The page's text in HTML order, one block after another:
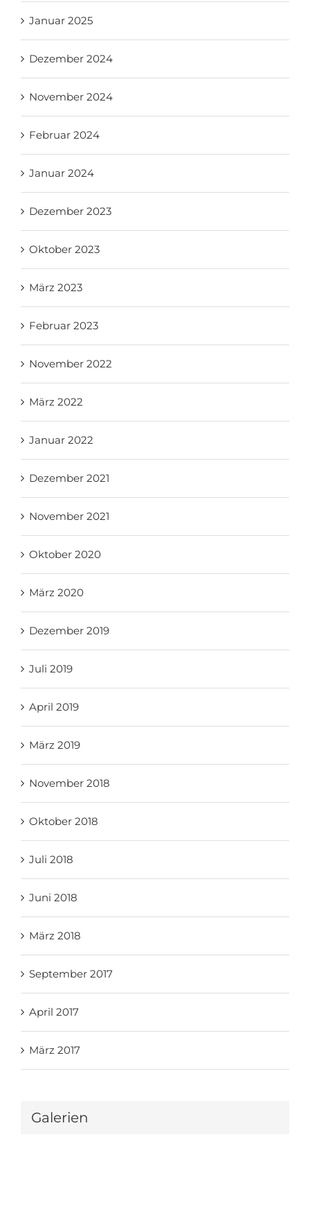
Januar 2025
Dezember 2024
November 2024
Februar 2024
Januar 2024
Dezember 2023
Oktober 2023
März 2023
Februar 2023
November 2022
März 2022
Januar 2022
Dezember 2021
November 2021
Oktober 2020
März 2020
Dezember 2019
Juli 2019
April 2019
März 2019
November 2018
Oktober 2018
Juli 2018
Juni 2018
März 2018
September 2017
April 2017
März 2017
Galerien